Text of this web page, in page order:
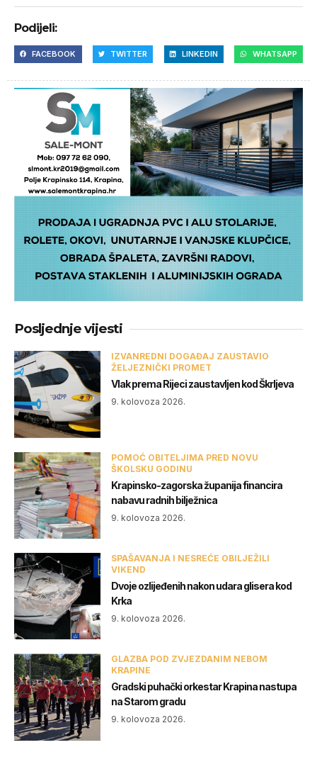
Podijeli:
FACEBOOK TWITTER LINKEDIN WHATSAPP
Posljednje vijesti
IZVANREDNI DOGAĐAJ ZAUSTAVIO
ŽELJEZNIČKI PROMET
Vlak prema Rijeci zaustavljen kod Škrljeva
9. kolovoza 2026.
POMOĆ OBITELJIMA PRED NOVU
ŠKOLSKU GODINU
Krapinsko-zagorska županija financira
nabavu radnih bilježnica
9. kolovoza 2026.
SPAŠAVANJA I NESREĆE OBILJEŽILI
VIKEND
Dvoje ozlijeđenih nakon udara glisera kod
Krka
9. kolovoza 2026.
GLAZBA POD ZVJEZDANIM NEBOM
KRAPINE
Gradski puhački orkestar Krapina nastupa
na Starom gradu
9. kolovoza 2026.